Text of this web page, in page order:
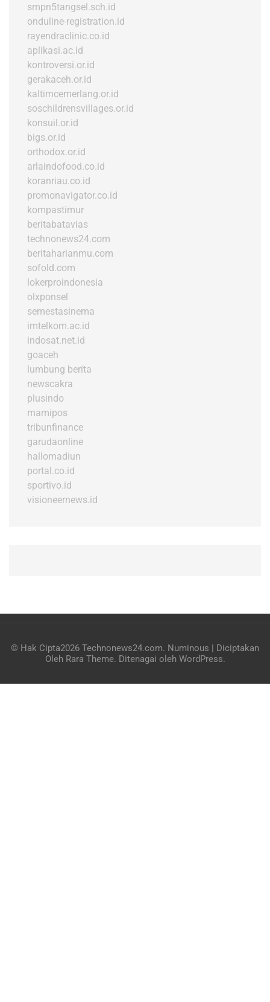
smpn5tangsel.sch.id
onduline-registration.id
rayendraclinic.co.id
aplikasi.ac.id
kontroversi.or.id
gerakaceh.or.id
kaltimcemerlang.or.id
soschildrensvillages.or.id
konsuil.or.id
bigs.or.id
orthodox.or.id
arlaindofood.co.id
koranriau.co.id
promonavigator.co.id
kompastimur
beritabatavias
technonews24.com
beritaharianmu.com
sofold.com
lokerproindonesia
olxponsel
semestasinema
imtelkom.ac.id
indosat.net.id
goaceh
lumbung berita
newscakra
plusindo
mamipos
tribunfinance
garudaonline
hallomadiun
portal.co.id
sportivo.id
visioneernews.id
© Hak Cipta2026 Technonews24.com. Numinous | Diciptakan
Oleh Rara Theme. Ditenagai oleh WordPress.